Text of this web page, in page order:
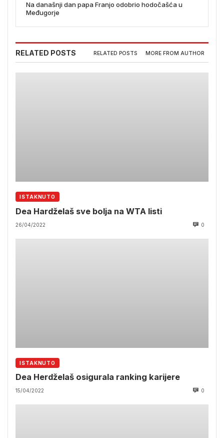
Na današnji dan papa Franjo odobrio hodočašća u
Međugorje
RELATED POSTS RELATED POSTS MORE FROM AUTHOR
ISTAKNUTO
Dea Hardželaš sve bolja na WTA listi
26/04/2022 0
ISTAKNUTO
Dea Herdželaš osigurala ranking karijere
15/04/2022 0